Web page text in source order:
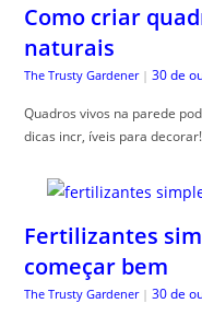
Como criar
naturais
The Trusty Gardener | 30 de
Quadros vivos na parede
dicas incr, íveis para decorar!
Fertilizantes
começar bem
The Trusty Gardener | 30 de